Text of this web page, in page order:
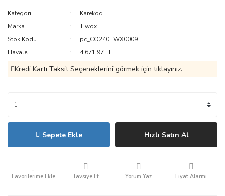
Kategori
Karekod
Marka
Tiwox
Stok Kodu
pc_CO240TWX0009
Havale
4.671,97 TL
Kredi Kartı Taksit Seçeneklerini görmek için tıklayınız.
Sepete Ekle Hızlı Satın Al
Tavsiye Et Yorum Yaz Fiyat Alarmı